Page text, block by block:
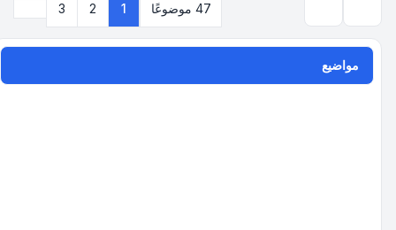
47 موضوعًا
مواضيع